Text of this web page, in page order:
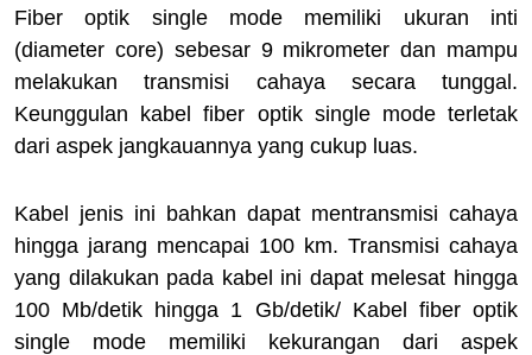
Fiber optik single mode memiliki ukuran inti
(diameter core) sebesar 9 mikrometer dan mampu
melakukan transmisi cahaya secara tunggal.
Keunggulan kabel fiber optik single mode terletak
dari aspek jangkauannya yang cukup luas.
Kabel jenis ini bahkan dapat mentransmisi cahaya
hingga jarang mencapai 100 km. Transmisi cahaya
yang dilakukan pada kabel ini dapat melesat hingga
100 Mb/detik hingga 1 Gb/detik/ Kabel fiber optik
single mode memiliki kekurangan dari aspek